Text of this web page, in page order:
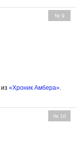
№ 9
из «Хроник Амбера».
№ 10